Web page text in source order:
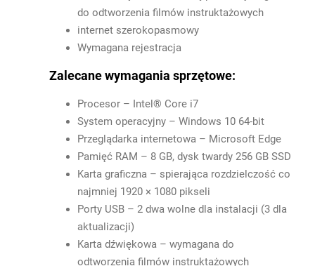
do odtworzenia filmów instruktażowych
internet szerokopasmowy
Wymagana rejestracja
Zalecane wymagania sprzętowe:
Procesor – Intel® Core i7
System operacyjny – Windows 10 64-bit
Przeglądarka internetowa – Microsoft Edge
Pamięć RAM – 8 GB, dysk twardy 256 GB SSD
Karta graficzna – spierająca rozdzielczość co
najmniej 1920 × 1080 pikseli
Porty USB – 2 dwa wolne dla instalacji (3 dla
aktualizacji)
Karta dźwiękowa – wymagana do
odtworzenia filmów instruktażowych